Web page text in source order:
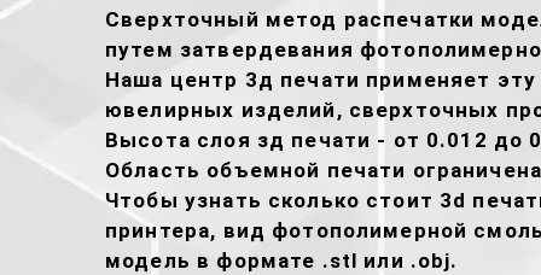
Сверхточный метод распечатки
путем затвердевания
Наша центр 3д печати применяет
ювелирных изделий, сверхточных
Высота слоя зд печати - от 0.012 до
Область объемной печати
Чтобы узнать сколько стоит 3d
принтера, вид фотополимерной
модель в формате .stl или .obj.